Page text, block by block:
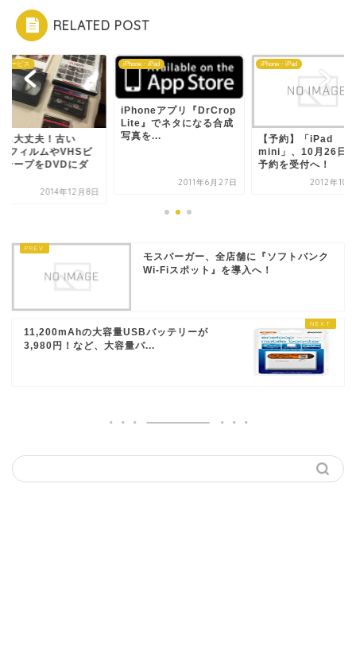
RELATED POST
サービス
も大丈夫！古い
フィルムやVHSビ
テープをDVDにダ
2014年12月8日
iPhone・iPad
iPhoneアプリ『DrCrop
Lite』でネタになる合成
写真を...
2011年6月27日
iPhone・iPad
【予約】「iPad
mini」、10月26日
予約を受付へ！
2012年10
モスバーガー、全店舗に『ソフトバンク
Wi-Fiスポット』を導入へ！
11,200mAhの大容量USBバッテリーが
3,980円！など、大容量バ...